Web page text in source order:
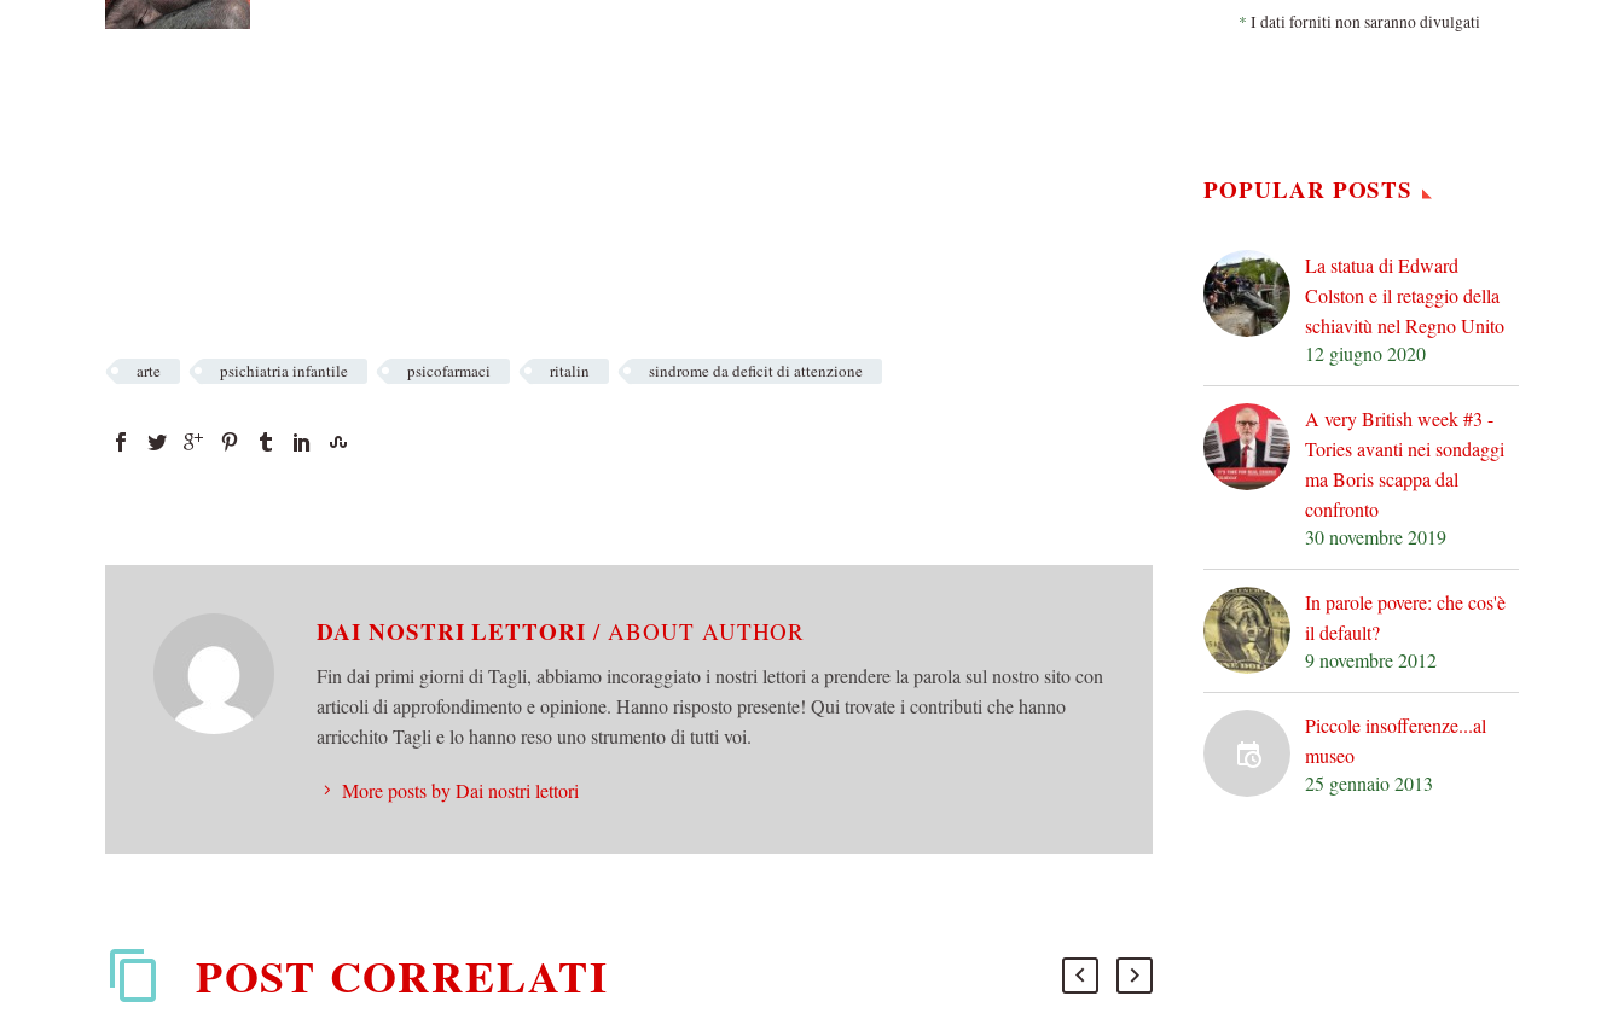
arte psichiatria infantile psicofarmaci ritalin sindrome da deficit di attenzione
DAI NOSTRI LETTORI/ ABOUT AUTHOR
Fin dai primi giorni di Tagli, abbiamo incoraggiato i nostri lettori a prendere la parola sul nostro sito con
articoli di approfondimento e opinione. Hanno risposto presente! Qui trovate i contributi che hanno
arricchito Tagli e lo hanno reso uno strumento di tutti voi.
More posts by Dai nostri lettori
POST CORRELATI
* I dati forniti non saranno divulgati
POPULAR POSTS
La statua di Edward
Colston e il retaggio della
schiavitù nel Regno Unito
12 giugno 2020
A very British week #3 -
Tories avanti nei sondaggi
ma Boris scappa dal
confronto
30 novembre 2019
In parole povere: che cos'è
il default?
9 novembre 2012
Piccole insofferenze...al
museo
25 gennaio 2013